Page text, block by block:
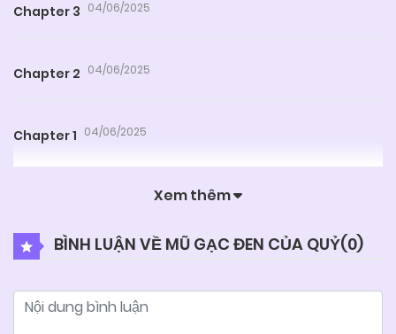
Chapter 3 04/06/2025
Chapter 2 04/06/2025
Chapter 1 04/06/2025
Xem thêm
BÌNH LUẬN VỀ MŨ GẠC ĐEN CỦA QUỶ(0)